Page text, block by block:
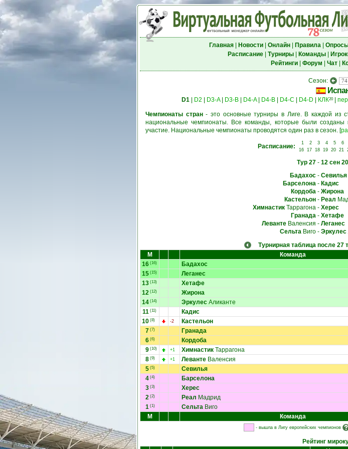
Главная| Новости| Онлайн| Правила|
Расписание| Турниры| Команды|
Рейтинги| Форум Чат|
Сезон:
D1| D2 D3-A| D3-B| D4-A| D4-B| D4-C D4-D КЛК20|
Чемпионаты стран- это основные турниры в Лиге. В каждой из
национальные чемпионаты. Все команды, которые были
участие. Национальные чемпионаты проводятся один раз в сезон. [
Расписание: 1 2 3 4 5 6
16
17 18 19 20 21
Тур 27- 12 сен
Бадахос- Севилья
Барселона- Кадис
Кордоба- Жирона
Кастельон- Реал
ХимнастикТаррагона- Херес
Гранада- Хетафе
ЛевантеВаленсия - Леганес
СельтаВиго- Эркулес
Турнирная таблица после 27
М
Команда
16 (16) Бадахос
15 (15) Леганес
13 (13) Хетафе
12 (12) Жирона
14 (14) Эркулес Аликанте
11 (11) Кадис
10 (8) -2 Кастельон
7 (7) Гранада
6 (6) Кордоба
9 (10) +1 Химнастик Таррагона
8 (9) +1 Леванте Валенсия
5 (5) Севилья
4 (4) Барселона
3 (3) Херес
2 (2) Реал Мадрид
1 (1) Сельта Виго
М
Команда
- вышла в Лигу европейских чемпионов
Рейтинг